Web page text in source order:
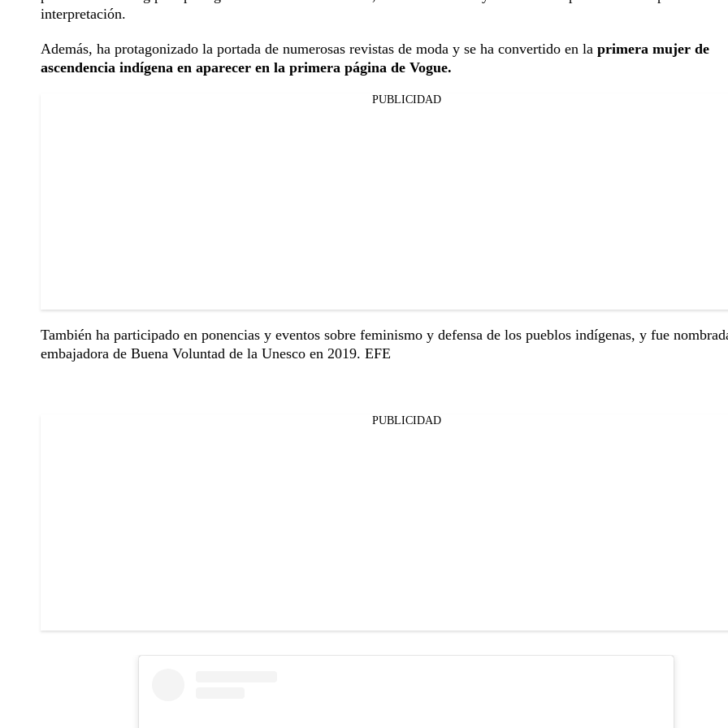
interpretación.
Además, ha protagonizado la portada de numerosas revistas de moda y se ha convertido en la primera mujer de
ascendencia indígena en aparecer en la primera página de Vogue.
PUBLICIDAD
También ha participado en ponencias y eventos sobre feminismo y defensa de los pueblos indígenas, y fue
embajadora de Buena Voluntad de la Unesco en 2019. EFE
PUBLICIDAD